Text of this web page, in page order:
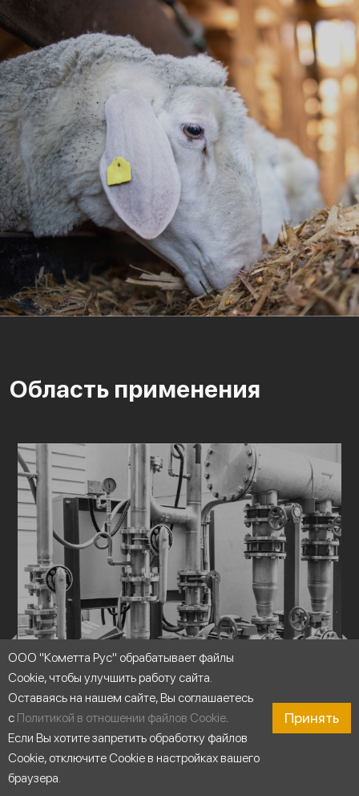
Область применения
ООО "Кометта Рус" обрабатывает файлы
Cookie, чтобы улучшить работу сайта.
Оставаясь на нашем сайте, Вы соглашаетесь
с Политикой в отношении файлов Cookie.
Если Вы хотите запретить обработку файлов
Cookie, отключите Cookie в настройках вашего
браузера.
Принять